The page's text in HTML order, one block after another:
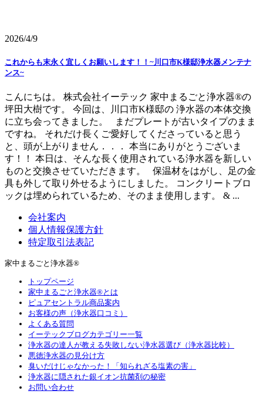
2026/4/9
これからも末永く宜しくお願いします！！~川口市K様邸浄水器メンテナ
ンス~
こんにちは。 株式会社イーテック 家中まるごと浄水器®の
坪田大樹です。 今回は、川口市K様邸の 浄水器の本体交換
に立ち会ってきました。 まだプレートが古いタイプのまま
ですね。 それだけ長くご愛好してくださっていると思う
と、頭が上がりません．．． 本当にありがとうございま
す！！ 本日は、そんな長く使用されている浄水器を新しい
ものと交換させていただきます。 保温材をはがし、足の金
具も外して取り外せるようにしました。 コンクリートブロ
ックは埋められているため、そのまま使用します。 & ...
会社案内
個人情報保護方針
特定取引法表記
家中まるごと浄水器®
トップページ
家中まるごと浄水器®とは
ピュアセントラル商品案内
お客様の声（浄水器口コミ）
よくある質問
イーテックブログカテゴリー一覧
浄水器の達人が教える失敗しない浄水器選び（浄水器比較）
悪徳浄水器の見分け方
臭いだけじゃなかった！「知られざる塩素の害」
浄水器に隠された銀イオン抗菌剤の秘密
お問い合わせ